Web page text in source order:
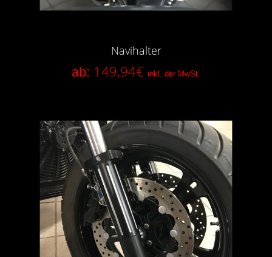
Navihalter
ab: 149,94€ inkl. der MwSt.